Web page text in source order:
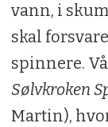
vann, i
skal
spinnere.
Sølvkroken
Martin),